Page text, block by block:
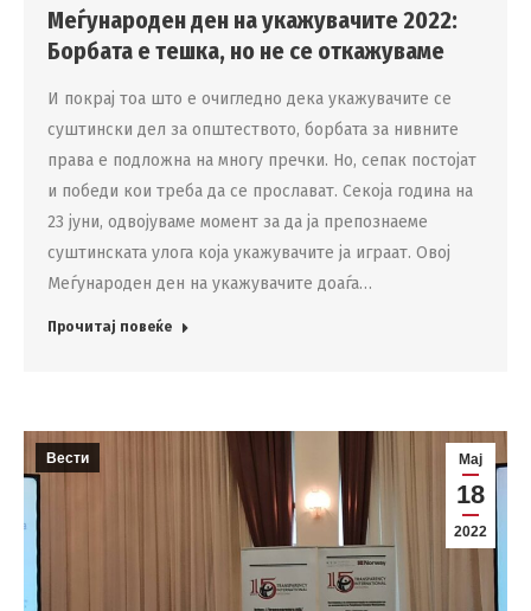
Меѓународен ден на укажувачите 2022:
Борбата е тешка, но не се откажуваме
И покрај тоа што е очигледно дека укажувачите се
суштински дел за општеството, борбата за нивните
права е подложна на многу пречки. Но, сепак постојат
и победи кои треба да се прослават. Секоја година на
23 јуни, одвојуваме момент за да ја препознаеме
суштинската улога која укажувачите ја играат. Овој
Меѓународен ден на укажувачите доаѓа…
Прочитај повеќе
Мај
18
2022
Вести